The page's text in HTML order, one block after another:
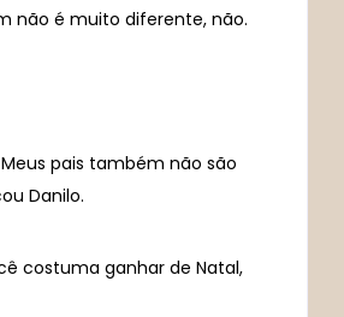
não é muito diferente, não.
pais também não são
Danilo.
costuma ganhar de Natal,